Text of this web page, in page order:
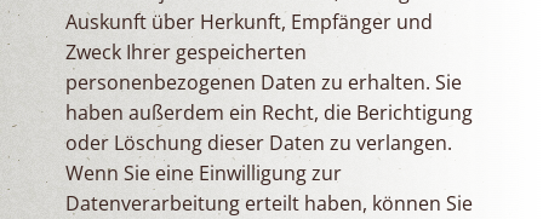
Auskunft über Herkunft, Empfänger und
Zweck Ihrer gespeicherten
personenbezogenen Daten zu erhalten. Sie
haben außerdem ein Recht, die Berichtigung
oder Löschung dieser Daten zu verlangen.
Wenn Sie eine Einwilligung zur
Datenverarbeitung erteilt haben, können Sie